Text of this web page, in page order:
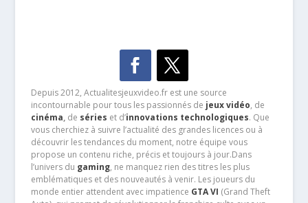
Depuis 2012, Actualitesjeuxvideo.fr est une source
incontournable pour tous les passionnés de jeux vidéo, de
cinéma,de séries et d’innovations technologiques. Que
vous cherchiez à suivre l’actualité des grandes licences ou à
découvrir les tendances du moment, notre équipe vous
propose un contenu riche, précis et toujours à jour.Dans
l’univers du gaming, ne manquez rien des titres les plus
emblématiques et des nouveautés à venir. Les joueurs du
monde entier attendent avec impatience GTA VI (Grand Theft